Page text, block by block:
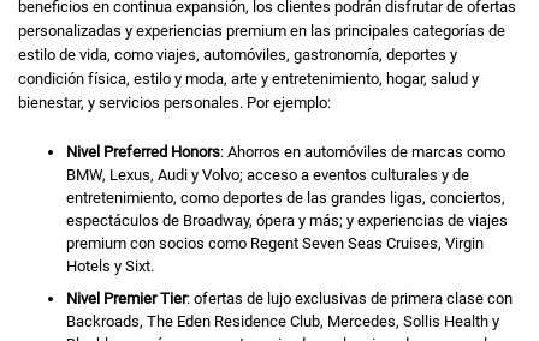
beneficios en continua expansión, los clientes podrán disfrutar de ofertas
personalizadas y experiencias premium en las principales categorías de
estilo de vida, como viajes, automóviles, gastronomía, deportes y
condición física, estilo y moda, arte y entretenimiento, hogar, salud y
bienestar, y servicios personales. Por ejemplo:
Nivel Preferred Honors: Ahorros en automóviles de marcas como
BMW, Lexus, Audi y Volvo; acceso a eventos culturales y de
entretenimiento, como deportes de las grandes ligas, conciertos,
espectáculos de Broadway, ópera y más; y experiencias de viajes
premium con socios como Regent Seven Seas Cruises, Virgin
Hotels y Sixt.
Nivel Premier Tier: ofertas de lujo exclusivas de primera clase con
Backroads, The Eden Residence Club, Mercedes, Sollis Health y